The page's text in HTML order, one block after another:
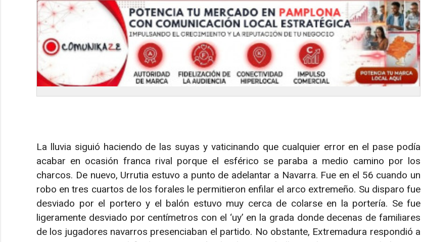
La lluvia siguió haciendo de las suyas y vaticinando que cualquier error en el pase podía
acabar en ocasión franca rival porque el esférico se paraba a medio camino por los
charcos. De nuevo, Urrutia estuvo a punto de adelantar a Navarra. Fue en el 56 cuando un
robo en tres cuartos de los forales le permitieron enfilar el arco extremeño. Su disparo fue
desviado por el portero y el balón estuvo muy cerca de colarse en la portería. Se fue
ligeramente desviado por centímetros con el ‘uy’ en la grada donde decenas de familiares
de los jugadores navarros presenciaban el partido. No obstante, Extremadura respondió a